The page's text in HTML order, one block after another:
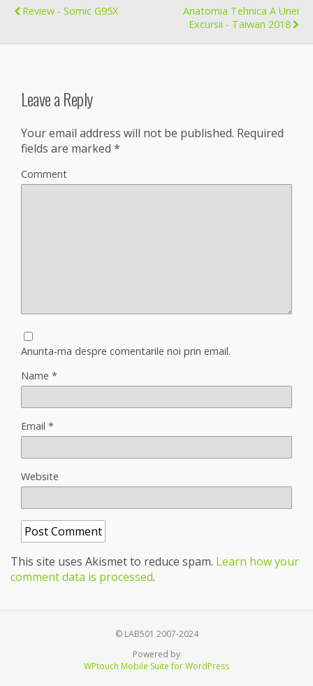
Review - Somic G95X
Anatomia Tehnica A Unei
Excursii - Taiwan 2018
Leave a Reply
Your email address will not be published. Required
fields are marked *
Comment
Anunta-ma despre comentarile noi prin email.
Name *
Email *
Website
This site uses Akismet to reduce spam. Learn how your
comment data is processed.
© LAB501 2007-2024
Powered by
WPtouch Mobile Suite for WordPress